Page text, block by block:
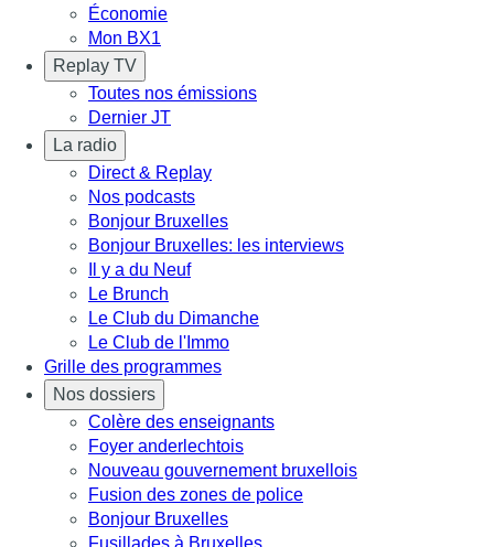
Économie
Mon BX1
Replay TV
Toutes nos émissions
Dernier JT
La radio
Direct & Replay
Nos podcasts
Bonjour Bruxelles
Bonjour Bruxelles: les interviews
Il y a du Neuf
Le Brunch
Le Club du Dimanche
Le Club de l'Immo
Grille des programmes
Nos dossiers
Colère des enseignants
Foyer anderlechtois
Nouveau gouvernement bruxellois
Fusion des zones de police
Bonjour Bruxelles
Fusillades à Bruxelles